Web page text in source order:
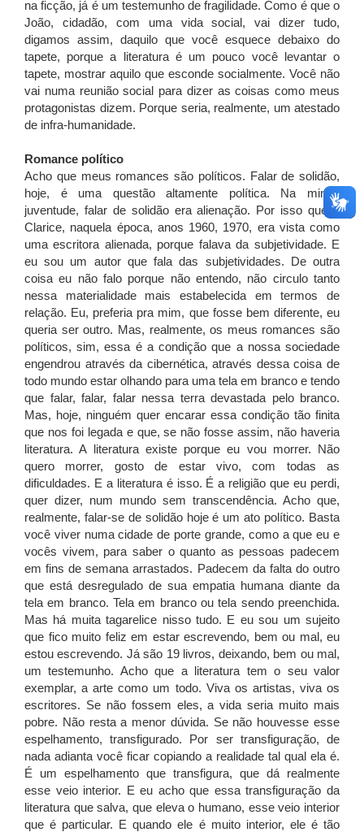
na ficção, já é um testemunho de fragilidade. Como é que o
João, cidadão, com uma vida social, vai dizer tudo,
digamos assim, daquilo que você esquece debaixo do
tapete, porque a literatura é um pouco você levantar o
tapete, mostrar aquilo que esconde socialmente. Você não
vai numa reunião social para dizer as coisas como meus
protagonistas dizem. Porque seria, realmente, um atestado
de infra-humanidade.
Romance político
Acho que meus romances são políticos. Falar de solidão,
hoje, é uma questão altamente política. Na minha
juventude, falar de solidão era alienação. Por isso que a
Clarice, naquela época, anos 1960, 1970, era vista como
uma escritora alienada, porque falava da subjetividade. E
eu sou um autor que fala das subjetividades. De outra
coisa eu não falo porque não entendo, não circulo tanto
nessa materialidade mais estabelecida em termos de
relação. Eu, preferia pra mim, que fosse bem diferente, eu
queria ser outro. Mas, realmente, os meus romances são
políticos, sim, essa é a condição que a nossa sociedade
engendrou através da cibernética, através dessa coisa de
todo mundo estar olhando para uma tela em branco e tendo
que falar, falar, falar nessa terra devastada pelo branco.
Mas, hoje, ninguém quer encarar essa condição tão finita
que nos foi legada e que, se não fosse assim, não haveria
literatura. A literatura existe porque eu vou morrer. Não
quero morrer, gosto de estar vivo, com todas as
dificuldades. E a literatura é isso. É a religião que eu perdi,
quer dizer, num mundo sem transcendência. Acho que,
realmente, falar-se de solidão hoje é um ato político. Basta
você viver numa cidade de porte grande, como a que eu e
vocês vivem, para saber o quanto as pessoas padecem
em fins de semana arrastados. Padecem da falta do outro
que está desregulado de sua empatia humana diante da
tela em branco. Tela em branco ou tela sendo preenchida.
Mas há muita tagarelice nisso tudo. E eu sou um sujeito
que fico muito feliz em estar escrevendo, bem ou mal, eu
estou escrevendo. Já são 19 livros, deixando, bem ou mal,
um testemunho. Acho que a literatura tem o seu valor
exemplar, a arte como um todo. Viva os artistas, viva os
escritores. Se não fossem eles, a vida seria muito mais
pobre. Não resta a menor dúvida. Se não houvesse esse
espelhamento, transfigurado. Por ser transfiguração, de
nada adianta você ficar copiando a realidade tal qual ela é.
É um espelhamento que transfigura, que dá realmente
esse veio interior. E eu acho que essa transfiguração da
literatura que salva, que eleva o humano, esse veio interior
que é particular. E quando ele é muito interior, ele é tão